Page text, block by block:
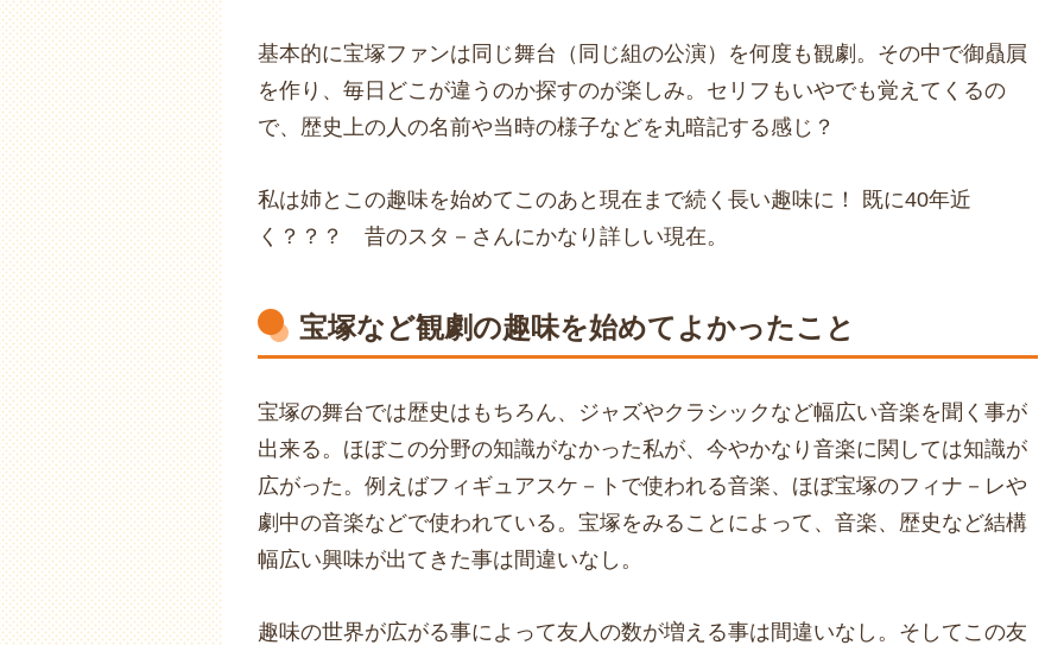
基本的に宝塚ファンは同じ舞台（同じ組の公演）を何度も観劇。その中で御贔屓
を作り、毎日どこが違うのか探すのが楽しみ。セリフもいやでも覚えてくるの
で、歴史上の人の名前や当時の様子などを丸暗記する感じ？
私は姉とこの趣味を始めてこのあと現在まで続く長い趣味に！ 既に40年近
く？？？ 昔のスタ－さんにかなり詳しい現在。
宝塚など観劇の趣味を始めてよかったこと
宝塚の舞台では歴史はもちろん、ジャズやクラシックなど幅広い音楽を聞く事が
出来る。ほぼこの分野の知識がなかった私が、今やかなり音楽に関しては知識が
広がった。例えばフィギュアスケ－トで使われる音楽、ほぼ宝塚のフィナ－レや
劇中の音楽などで使われている。宝塚をみることによって、音楽、歴史など結構
幅広い興味が出てきた事は間違いなし。
趣味の世界が広がる事によって友人の数が増える事は間違いなし。そしてこの友